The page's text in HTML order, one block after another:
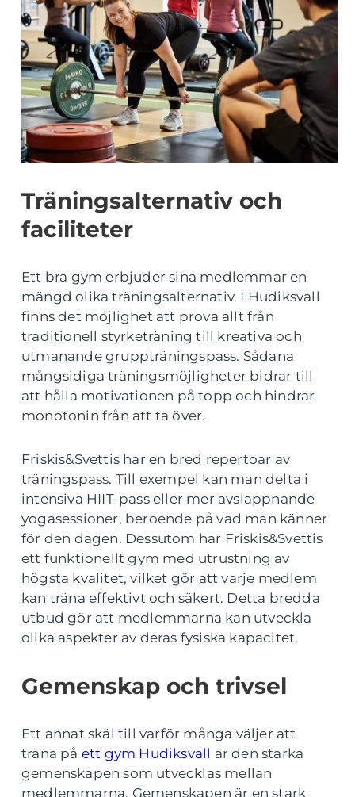
Träningsalternativ och
faciliteter
Ett bra gym erbjuder sina medlemmar en
mängd olika träningsalternativ. I Hudiksvall
finns det möjlighet att prova allt från
traditionell styrketräning till kreativa och
utmanande gruppträningspass. Sådana
mångsidiga träningsmöjligheter bidrar till
att hålla motivationen på topp och hindrar
monotonin från att ta över.
Friskis&Svettis har en bred repertoar av
träningspass. Till exempel kan man delta i
intensiva HIIT-pass eller mer avslappnande
yogasessioner, beroende på vad man känner
för den dagen. Dessutom har Friskis&Svettis
ett funktionellt gym med utrustning av
högsta kvalitet, vilket gör att varje medlem
kan träna effektivt och säkert. Detta bredda
utbud gör att medlemmarna kan utveckla
olika aspekter av deras fysiska kapacitet.
Gemenskap och trivsel
Ett annat skäl till varför många väljer att
träna på ett gym Hudiksvall är den starka
gemenskapen som utvecklas mellan
medlemmarna. Gemenskapen är en stark